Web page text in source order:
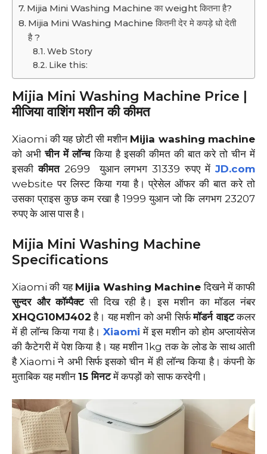
Mijia Mini Washing Machine का weight कितना है?
Mijia Mini Washing Machine कितनी देर मे कपड़े धो देती
है ?
Web Story
Like this:
Mijia Mini Washing Machine Price |
मीजिया वाशिंग मशीनकी कीमत
Xiaomi की यह छोटी सी मशीन Mijia washing machine
को अभीचीन में लॉन्चकिया है इसकी कीमत की बात करे तो चीन में
इसकीकीमत2699 युआन लगभग 31339 रुपए मेंJD.com
website पर लिस्ट किया गया है। प्रेसेल ऑफर की बात करे तो
उसका प्राइस कुछ कम रखा है 1999 युआन जो कि लगभग 23207
रुपए के आस पास है।
Mijia Mini Washing Machine
Specifications
Xiaomi की यह Mijia Washing Machine दिखने में काफी
सुन्दर और कॉम्पैक्टसी दिख रही है। इस मशीन का मॉडल नंबर
XHQG10MJ402 है। यह मशीन को अभी सिर्फमॉडर्न वाइटकलर
में ही लॉन्च किया गया है। Xiaomi में इस मशीन को होम अप्लायंसेज
की कैटेगरी में पेश किया है। यह मशीन 1kg तक के लोड के साथ आती
है Xiaomi ने अभी सिर्फ इसको चीन में ही लॉन्च किया है। कंपनी के
मुताबिक यह मशीन 15 मिनटमें कपड़ों को साफ करदेगी।